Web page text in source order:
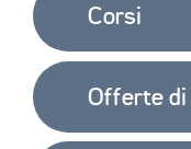
Corsi
Offerte di